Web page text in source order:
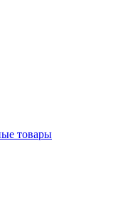
товары